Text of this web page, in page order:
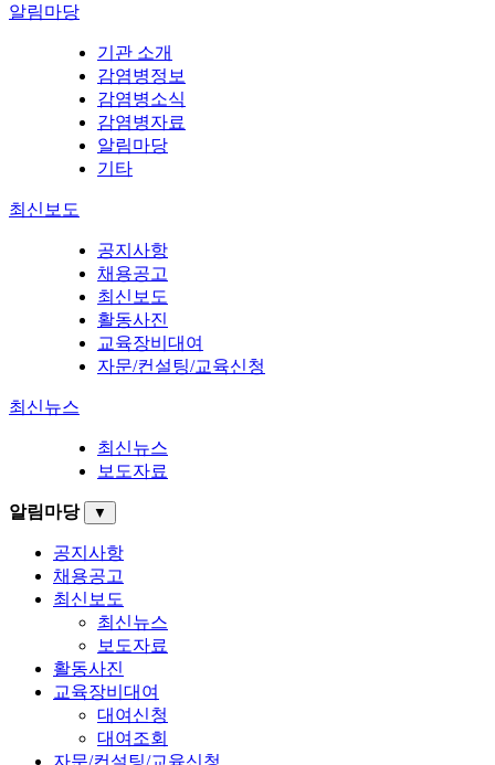
알림마당
기관 소개
감염병정보
감염병소식
감염병자료
알림마당
기타
최신보도
공지사항
채용공고
최신보도
활동사진
교육장비대여
자문/컨설팅/교육신청
최신뉴스
최신뉴스
보도자료
알림마당 ▼
공지사항
채용공고
최신보도
최신뉴스
보도자료
활동사진
교육장비대여
대여신청
대여조회
자문/컨설팅/교육신청